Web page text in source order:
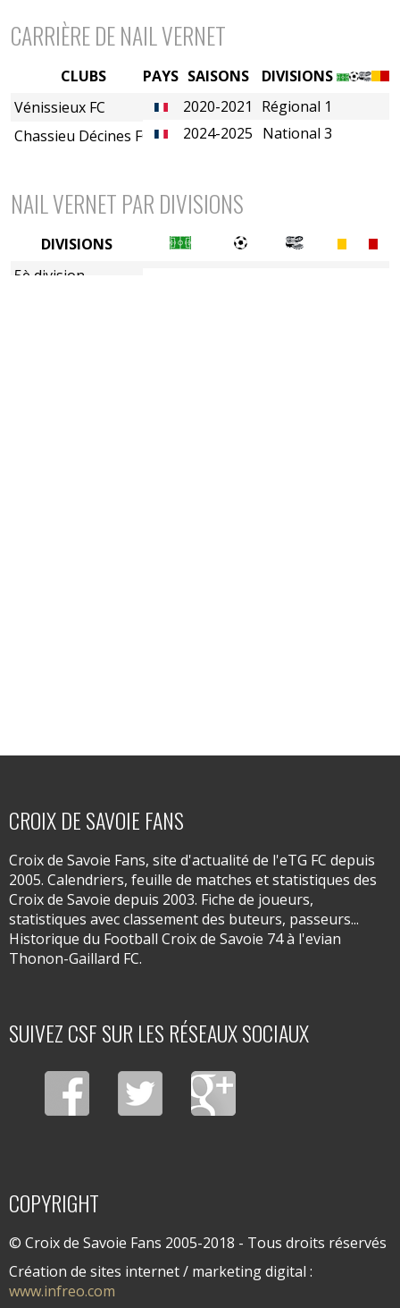
CARRIÈRE DE NAIL VERNET
PAYS SAISONS
DIVISIONS
2020-2021
Régional 1
2024-2025 National 3
CLUBS
Vénissieux FC
Chassieu Décines FC
NAIL VERNET PAR DIVISIONS
DIVISIONS
5è division
CROIX DE SAVOIE FANS
Croix de Savoie Fans, site d'actualité de l'eTG FC depuis
2005. Calendriers, feuille de matches et statistiques des
Croix de Savoie depuis 2003. Fiche de joueurs,
statistiques avec classement des buteurs, passeurs...
Historique du Football Croix de Savoie 74 à l'evian
Thonon-Gaillard FC.
SUIVEZ CSF SUR LES RÉSEAUX SOCIAUX
COPYRIGHT
© Croix de Savoie Fans 2005-2018 - Tous droits réservés
Création de sites internet / marketing digital :
www.infreo.com